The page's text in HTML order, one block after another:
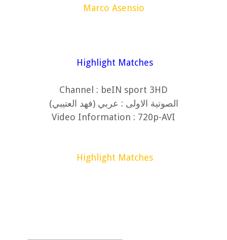
Marco Asensio
Highlight Matches
Channel : beIN sport 3HD
(الصوتية الاولى : عربي (فهد العتيبي
Video Information : 720p-AVI
Highlight Matches